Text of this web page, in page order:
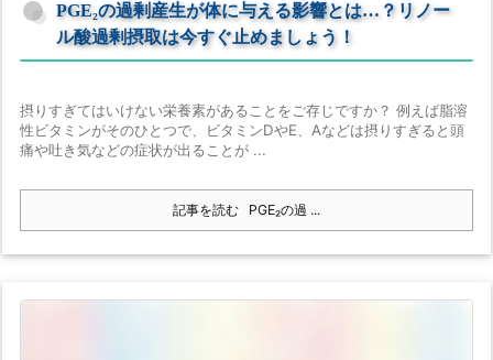
PGE₂の過剰産生が体に与える影響とは…？リノー
ル酸過剰摂取は今すぐ止めましょう！
摂りすぎてはいけない栄養素があることをご存じですか？ 例えば脂溶
性ビタミンがそのひとつで、ビタミンDやE、Aなどは摂りすぎると頭
痛や吐き気などの症状が出ることが ...
記事を読む PGE₂の過 ...